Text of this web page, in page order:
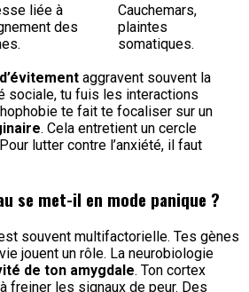
liée à
des
Cauchemars,
plaintes
somatiques.
aggravent souvent la
sociale, tu fuis les interactions
te fait te focaliser sur un
. Cela entretient un cercle
lutter contre l’anxiété, il faut
se met-il en mode panique ?
souvent multifactorielle. Tes gènes
jouent un rôle. La neurobiologie
de ton amygdale. Ton cortex
freiner les signaux de peur. Des